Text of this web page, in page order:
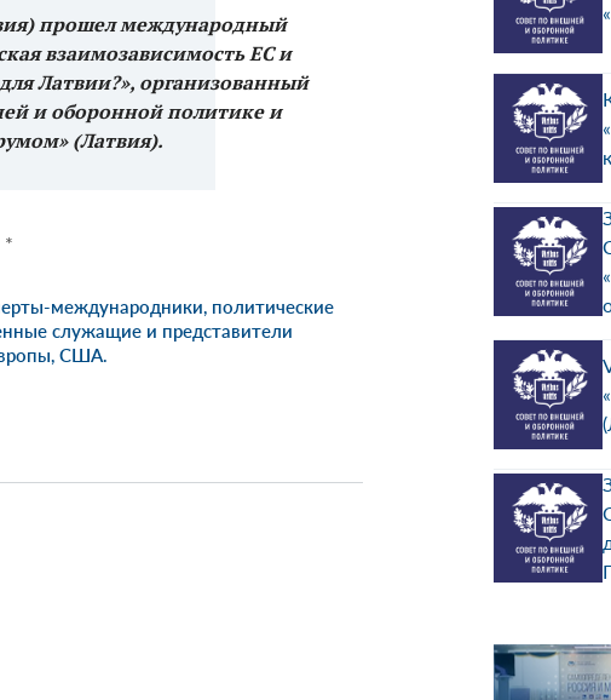
прошел международный
взаимозависимость ЕС и
Латвии?», организованный
и оборонной политике и
(Латвия).
*
международники, политические
служащие и представители
США.